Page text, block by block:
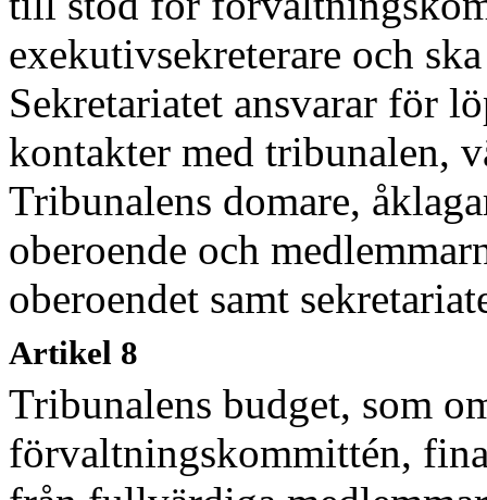
exekutivsekreterare och
Sekretariatet ansvarar för
kontakter med tribunalen,
Tribunalens domare,
oberoende och
oberoendet samt
Artikel 8
Tribunalens budget, som
förvaltningskommittén,